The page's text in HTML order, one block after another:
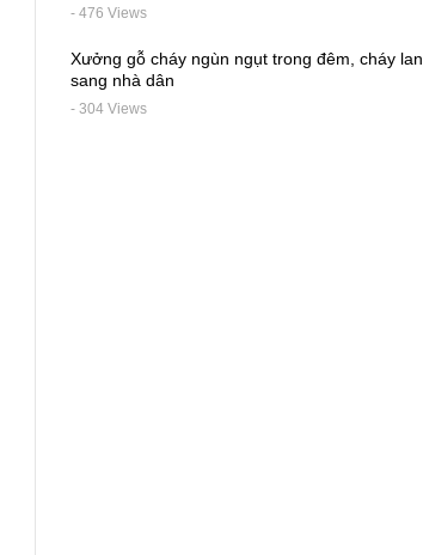
- 476 Views
Xưởng gỗ cháy ngùn ngụt trong đêm, cháy lan
sang nhà dân
- 304 Views